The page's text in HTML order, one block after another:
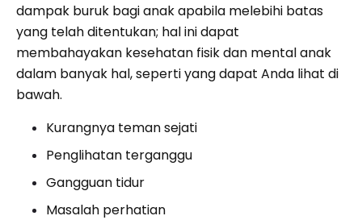
dampak buruk bagi anak apabila melebihi batas
yang telah ditentukan; hal ini dapat
membahayakan kesehatan fisik dan mental anak
dalam banyak hal, seperti yang dapat Anda lihat di
bawah.
Kurangnya teman sejati
Penglihatan terganggu
Gangguan tidur
Masalah perhatian